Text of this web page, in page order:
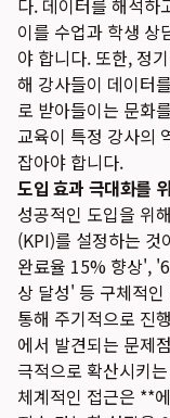
다. 데이터를 해석하
이를 수업과 학생 상
야 합니다. 또한, 정
해 강사들이 데이터
로 받아들이는 문화
교육이 특정 강사의
잡아야 합니다.
도입 효과 극대화를
성공적인 도입을 위
(KPI)를 설정하는 것
완료율 15% 향상',
상 달성' 등 구체적
통해 주기적으로 진
에서 발견되는 문제
극적으로 확산시키
체계적인 접근은 **